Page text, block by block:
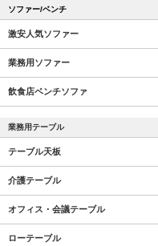
ソファー/ベンチ
激安人気ソファー
業務用ソファー
飲食店ベンチソファ
業務用テーブル
テーブル天板
介護テーブル
オフィス・会議テーブル
ローテーブル